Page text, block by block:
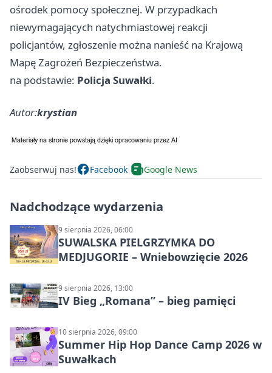
ośrodek pomocy społecznej. W przypadkach
niewymagających natychmiastowej reakcji
policjantów, zgłoszenie można nanieść na Krajową
Mapę Zagrożeń Bezpieczeństwa.
na podstawie: Policja Suwałki.
Autor:krystian
Zaobserwuj nas! Facebook Google News
Nadchodzące wydarzenia
9 sierpnia 2026, 06:00
SUWALSKA PIELGRZYMKA DO
MEDJUGORIE – Wniebowzięcie 2026
9 sierpnia 2026, 13:00
IV Bieg „Romana” – bieg pamięci
10 sierpnia 2026, 09:00
Summer Hip Hop Dance Camp 2026 w
Suwałkach